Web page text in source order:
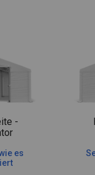
-
es